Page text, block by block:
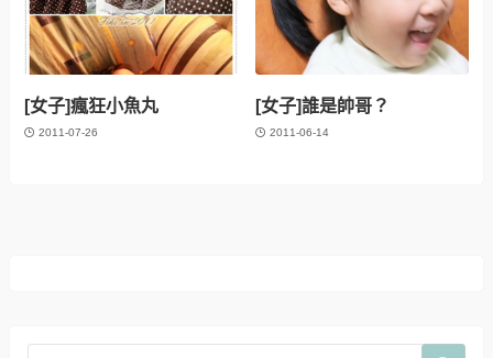
[女子]瘋狂小魚丸
2011-07-26
[女子]誰是帥哥？
2011-06-14